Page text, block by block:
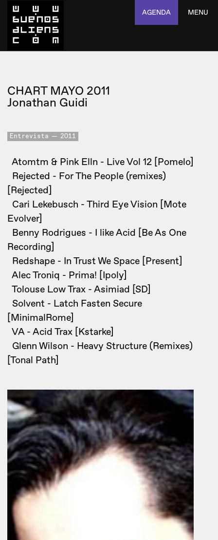
AGENDA MENU
CHART MAYO 2011
Jonathan Guidi
Entrevista 2011
Atomtm & Pink Elln - Live Vol 12 [Pomelo]
Rejected - For The People (remixes)
[Rejected]
Cari Lekebusch - Third Eye Vision [Mote
Evolver]
Benny Rodrigues - I like Acid [Be As One
Recording]
Redshape - In Trust We Space [Present]
Alec Troniq - Prima! [Ipoly]
Tolouse Low Trax - Asimiad [SD]
Solvent - Latch Fasten Secure
[MinimalRome]
VA - Acid Trax [Kstarke]
Glenn Wilson - Heavy Structure (Remixes)
[Tonal Path]